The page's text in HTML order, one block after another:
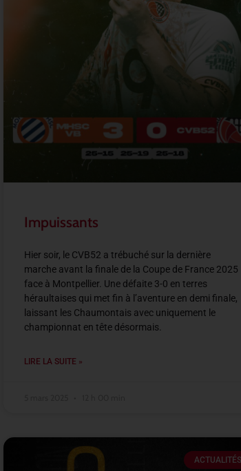
Impuissants
Hier soir, le CVB52 a trébuché sur la dernière
marche avant la finale de la Coupe de France 2025
face à Montpellier. Une défaite 3-0 en terres
héraultaises qui met fin à l’aventure en demi finale,
laissant les Chaumontais avec uniquement le
championnat en tête désormais.
LIRE LA SUITE »
ACTUALITÉS